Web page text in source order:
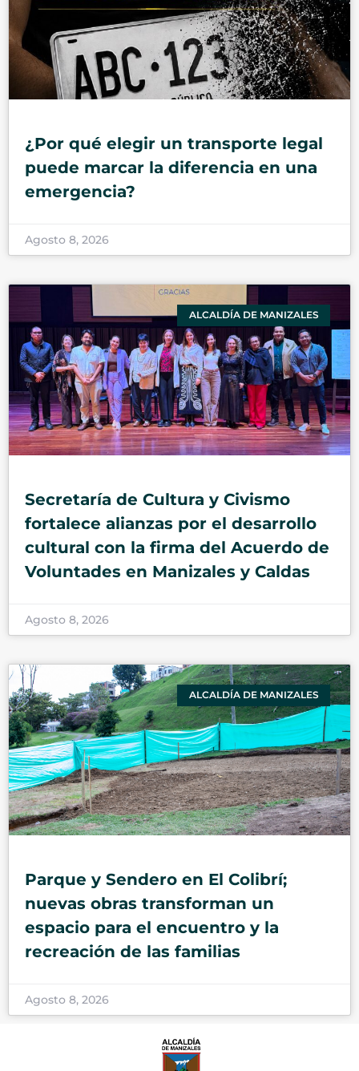
¿Por qué elegir un transporte legal
puede marcar la diferencia en una
emergencia?
Agosto 8, 2026
ALCALDÍA DE MANIZALES
Secretaría de Cultura y Civismo
fortalece alianzas por el desarrollo
cultural con la firma del Acuerdo de
Voluntades en Manizales y Caldas
Agosto 8, 2026
ALCALDÍA DE MANIZALES
Parque y Sendero en El Colibrí;
nuevas obras transforman un
espacio para el encuentro y la
recreación de las familias
Agosto 8, 2026